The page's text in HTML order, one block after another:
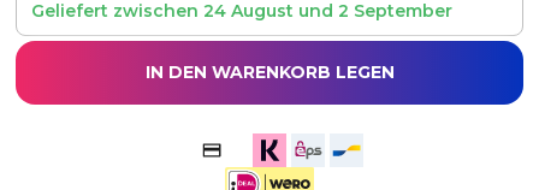
Geliefert zwischen 24 August und 2 September
IN DEN WARENKORB LEGEN